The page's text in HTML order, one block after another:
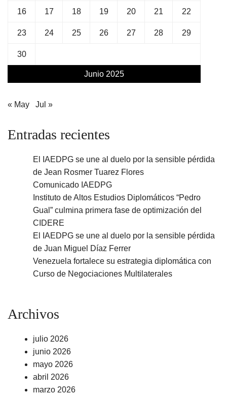
Junio 2025
16 17 18 19 20 21 22
23 24 25 26 27 28 29
30
« May Jul »
Entradas recientes
El IAEDPG se une al duelo por la sensible pérdida
de Jean Rosmer Tuarez Flores
Comunicado IAEDPG
Instituto de Altos Estudios Diplomáticos “Pedro
Gual” culmina primera fase de optimización del
CIDERE
El IAEDPG se une al duelo por la sensible pérdida
de Juan Miguel Díaz Ferrer
Venezuela fortalece su estrategia diplomática con
Curso de Negociaciones Multilaterales
Archivos
julio 2026
junio 2026
mayo 2026
abril 2026
marzo 2026